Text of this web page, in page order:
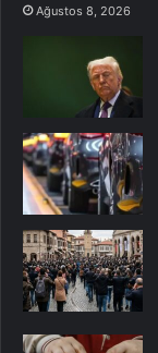
Ağustos 8, 2026